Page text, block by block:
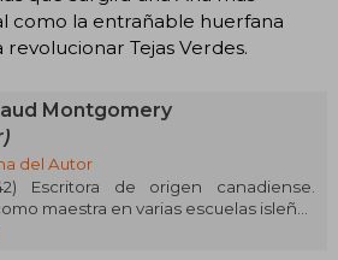
como la entrañable huerfana
Tejas Verdes.
Montgomery
del Autor
Escritora de origen canadiense.
maestra en varias escuelas isleñas
en diarios regionales. Estudió